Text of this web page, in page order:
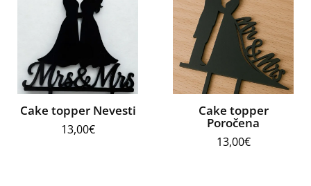
Cake topper Nevesti
13,00€
Cake topper
Poročena
13,00€